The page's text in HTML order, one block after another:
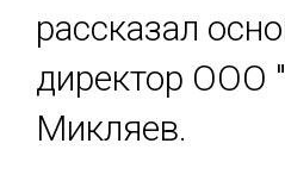
рассказал
директор ООО
Микляев.